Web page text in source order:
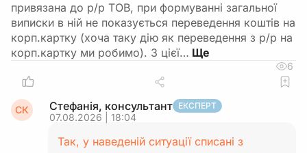
привязана до р/р ТОВ, при формуванні загальної
виписки в ній не показується переведення коштів на
корп.картку (хоча таку дію як переведення з р/р на
корп.картку ми робимо). З цієї…
6
СК Стефанія, консультант ЕКСПЕРТ
07.08.2026 | 18:04
Так, у наведеній ситуації списані з